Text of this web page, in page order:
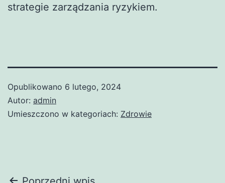
strategie zarządzania ryzykiem.
Opublikowano 6 lutego, 2024
Autor: admin
Umieszczono w kategoriach: Zdrowie